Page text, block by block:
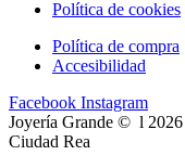
Política de cookies
Política de compra
Accesibilidad
Facebook Instagram
Joyería Grande © l 2026
Ciudad Rea